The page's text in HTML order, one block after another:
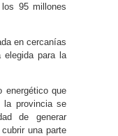
95 millones
en cercanías
elegida para la
energético que
la provincia se
de generar
una parte